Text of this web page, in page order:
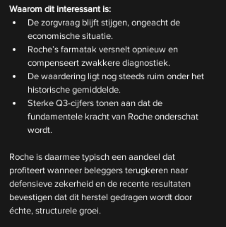
Waarom dit interessant is:
De zorgvraag blijft stijgen, ongeacht de
economische situatie.
Roche’s farmatak versnelt opnieuw en
compenseert zwakkere diagnostiek.
De waardering ligt nog steeds ruim onder het
historische gemiddelde.
Sterke Q3-cijfers tonen aan dat de
fundamentele kracht van Roche onderschat
wordt.
Roche is daarmee typisch een aandeel dat
profiteert wanneer beleggers terugkeren naar
defensieve zekerheid en de recente resultaten
bevestigen dat dit herstel gedragen wordt door
échte, structurele groei.